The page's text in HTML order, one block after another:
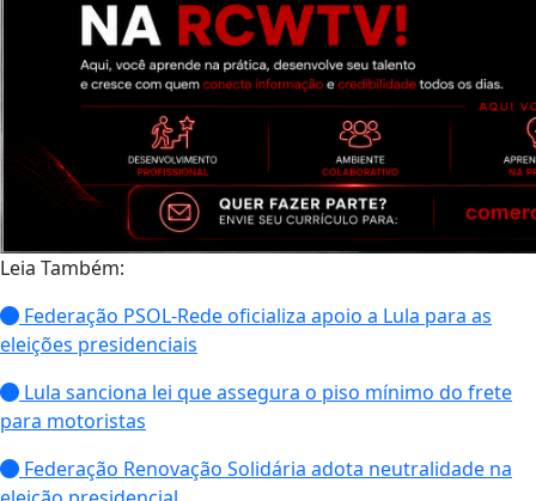
Leia Também:
Federação PSOL-Rede oficializa apoio a Lula para as
eleições presidenciais
Lula sanciona lei que assegura o piso mínimo do frete
para motoristas
Federação Renovação Solidária adota neutralidade na